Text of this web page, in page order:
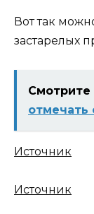
Вот так
застарелых
Смотрите
отмечать
Источник
Источник